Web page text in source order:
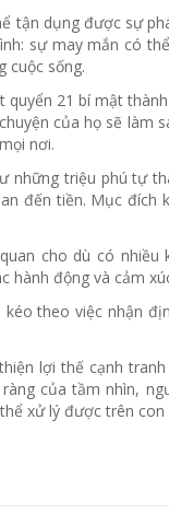
tận dụng được sự
sự may mắn có
cuộc sống.
21 bí mật
của họ sẽ làm
nơi.
những triệu phú tự
đến tiền. Mục đích
cho dù có nhiều
hành động và cảm
theo việc nhận
lợi thế cạnh
của tầm nhìn,
xử lý được trên